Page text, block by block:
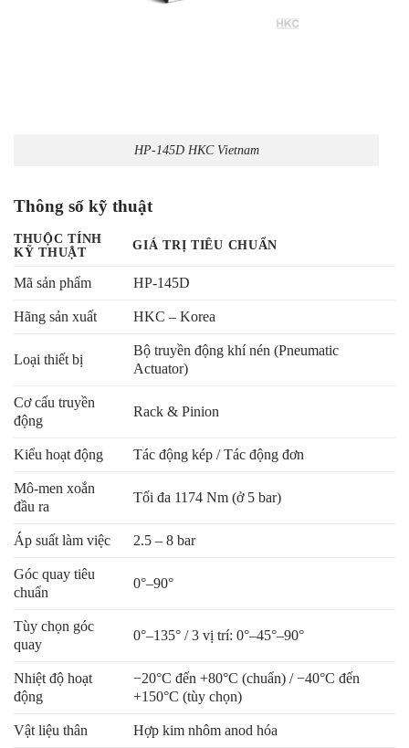
HP-145D HKC Vietnam
Thông số kỹ thuật
THUỘC TÍNH
KỸ THUẬT
GIÁ TRỊ TIÊU CHUẨN
Mã sản phẩm HP-145D
Hãng sản xuất HKC – Korea
Loại thiết bị
Bộ truyền động khí nén (Pneumatic
Actuator)
Cơ cấu truyền
động
Rack & Pinion
Kiểu hoạt động Tác động kép / Tác động đơn
Mô-men xoắn
đầu ra
Tối đa 1174 Nm (ở 5 bar)
Áp suất làm việc 2.5 – 8 bar
Góc quay tiêu
chuẩn
0°–90°
Tùy chọn góc
quay
0°–135° / 3 vị trí: 0°–45°–90°
Nhiệt độ hoạt
động
−20°C đến +80°C (chuẩn) / −40°C đến
+150°C (tùy chọn)
Vật liệu thân Hợp kim nhôm anod hóa